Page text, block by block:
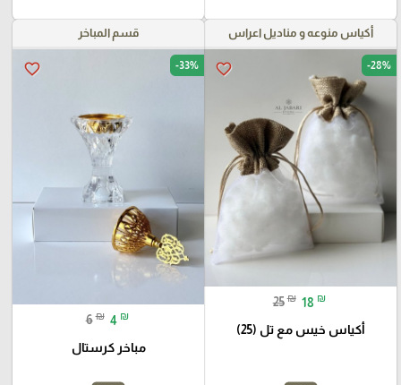
أكياس منوعه و مناديل اعراس
favorite_border -28%
25 ₪ 18 ₪
أكياس خيس مع تل (25)
قسم المباخر
favorite_border -33%
6 ₪ 4 ₪
مباخر كرستال